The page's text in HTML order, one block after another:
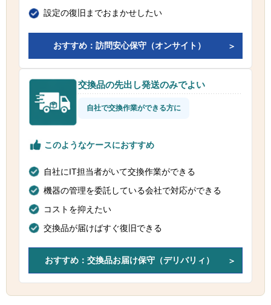
設定の復旧までおまかせしたい
おすすめ：訪問安心保守（オンサイト）
交換品の先出し発送のみでよい
自社で交換作業ができる方に
このようなケースにおすすめ
自社にIT担当者がいて交換作業ができる
機器の管理を委託している会社で対応ができる
コストを抑えたい
交換品が届けばすぐ復旧できる
おすすめ：交換品お届け保守（デリバリィ）